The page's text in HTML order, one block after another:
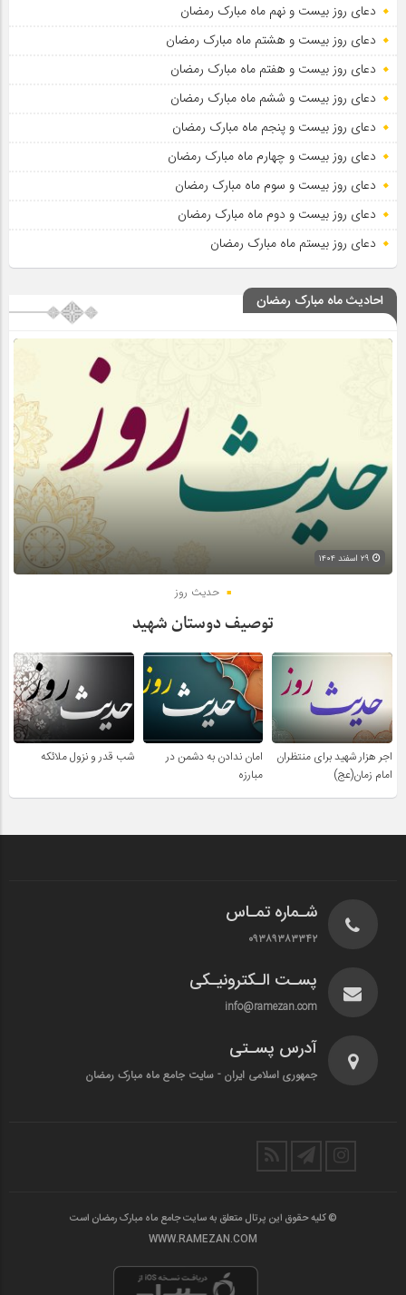
دعای روز بیست و نهم ماه مبارک رمضان
دعای روز بیست و هشتم ماه مبارک رمضان
دعای روز بیست و هفتم ماه مبارک رمضان
دعای روز بیست و ششم ماه مبارک رمضان
دعای روز بیست و پنجم ماه مبارک رمضان
دعای روز بیست و چهارم ماه مبارک رمضان
دعای روز بیست و سوم ماه مبارک رمضان
دعای روز بیست و دوم ماه مبارک رمضان
دعای روز بیستم ماه مبارک رمضان
احادیث ماه مبارک رمضان
حدیث روز
توصیف دوستان شهید
اجر هزار شهید برای منتظران
امام زمان(عج)
امان ندادن به دشمن در
مبارزه
شب قدر و نزول ملائکه
شـماره تمـاس
۰۹۳۸۹۳۸۳۳۴۲
پسـت الـکترونیـکی
info@ramezan.com
آدرس پسـتی
جمهوری اسلامی ایران - سایت جامع ماه مبارک رمضان
© کلیه حقوق این پرتال متعلق به سایت جامع ماه مبارک رمضان است
WWW.RAMEZAN.COM